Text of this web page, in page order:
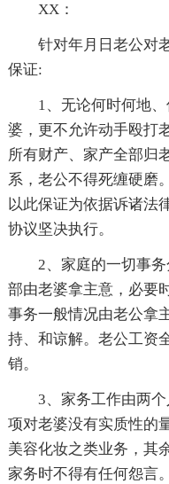
XX：
针对年月日老公对
保证:
1、无论何时何地
婆，更不允许动手殴打
所有财产、家产全部归
系，老公不得死缠硬磨
以此保证为依据诉诸法
协议坚决执行。
2、家庭的一切事
部由老婆拿主意，必要
事务一般情况由老公拿
持、和谅解。老公工资
销。
3、家务工作由两
项对老婆没有实质性的
美容化妆之类业务，其
家务时不得有任何怨言。